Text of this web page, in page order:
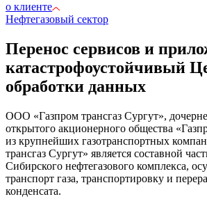
о клиенте
Нефтегазовый сектор
Перенос сервисов и
катастрофоустойчивый
обработки данных
ООО «Газпром трансгаз Сургут»,
открытого акционерного общества
из крупнейших газотранспортных
трансгаз Сургут» является составной
Сибирского нефтегазового комплекса,
транспорт газа, транспортировку и
конденсата.